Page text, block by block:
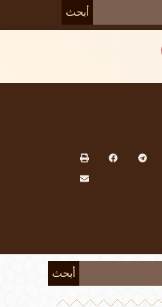
أبحث
أبحث